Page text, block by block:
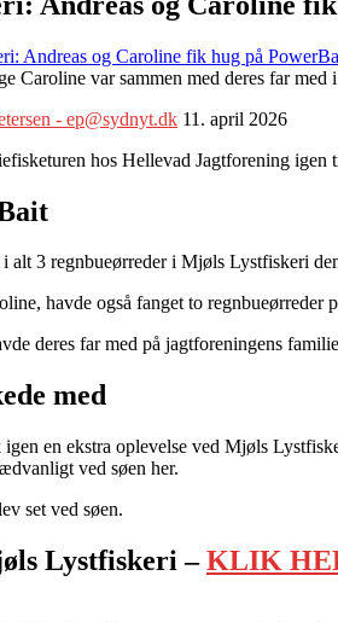
Andreas og Caroline fik hug på
Caroline var sammen med deres far
- ep@sydnyt.dk 11. april 2026
hos Hellevad Jagtforening
alt 3 regnbueørreder i Mjøls Lystfiskeri
havde også fanget to regnbueørreder
deres far med på jagtforeningens
med
en ekstra oplevelse ved Mjøls
ved søen her.
set ved søen.
Lystfiskeri –KLIK